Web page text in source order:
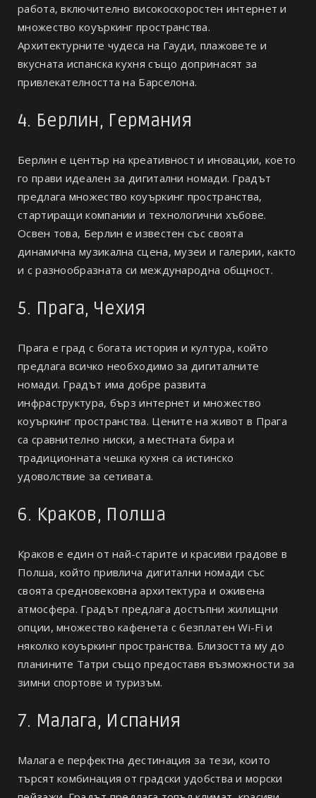
работа, включително високоскоростен интернет и
множество коуъркинг пространства.
Архитектурните чудеса на Гауди, плажовете и
вкусната испанска кухня също допринасят за
привлекателността на Барселона.
4. Берлин, Германия
Берлин е център на креативност и иновации, което
го прави идеален за дигитални номади. Градът
предлага множество коуъркинг пространства,
стартиращи компании и технологични хъбове.
Освен това, Берлин е известен със своята
динамична музикална сцена, музеи и галерии, както
и с разнообразната си международна общност.
5. Прага, Чехия
Прага е град с богата история и култура, който
предлага всичко необходимо за дигиталните
номади. Градът има добре развита
инфраструктура, бърз интернет и множество
коуъркинг пространства. Цените на живот в Прага
са сравнително ниски, а местната бира и
традиционната чешка кухня са истинско
удоволствие за сетивата.
6. Краков, Полша
Краков е един от най-старите и красиви градове в
Полша, който привлича дигитални номади със
своята средновековна архитектура и оживена
атмосфера. Градът предлага достъпни жилищни
опции, множество кафенета с безплатен Wi-Fi и
няколко коуъркинг пространства. Близостта му до
планините Татри също предоставя възможности за
зимни спортове и туризъм.
7. Малага, Испания
Малага е перфектна дестинация за тези, които
търсят комбинация от градски удобства и морски